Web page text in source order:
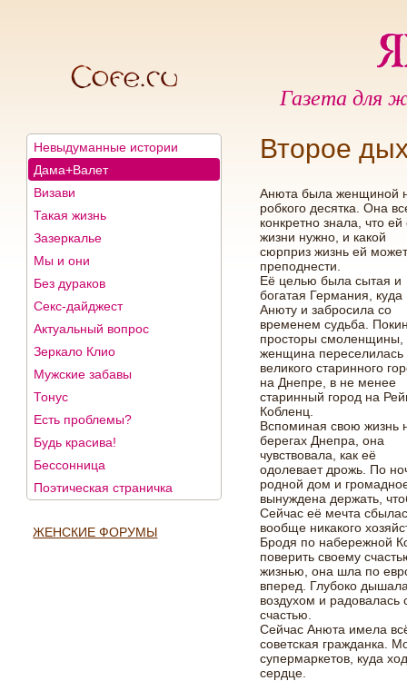
Газета для
Невыдуманные истории
Дама+Валет
Визави
Такая жизнь
Зазеркалье
Мы и они
Без дураков
Секс-дайджест
Актуальный вопрос
Зеркало Клио
Мужские забавы
Тонус
Есть проблемы?
Будь красива!
Бессонница
Поэтическая страничка
ЖЕНСКИЕ ФОРУМЫ
Второе
Анюта была женщиной
робкого десятка. Она
конкретно знала, что ей
жизни нужно, и какой
сюрприз жизнь ей
преподнести.
Её целью была сытая и
богатая Германия, куда
Анюту и забросила со
временем судьба.
просторы смоленщины,
женщина переселилась
великого старинного
на Днепре, в не менее
старинный город на
Кобленц.
Вспоминая свою жизнь
берегах Днепра, она
чувствовала, как её
одолевает дрожь. По
родной дом и
вынуждена держать,
Сейчас её мечта
вообще никакого
Бродя по набережной
поверить своему
жизнью, она шла по
вперед. Глубоко
воздухом и
счастью.
Сейчас Анюта имела
советская гражданка.
супермаркетов, куда
сердце.